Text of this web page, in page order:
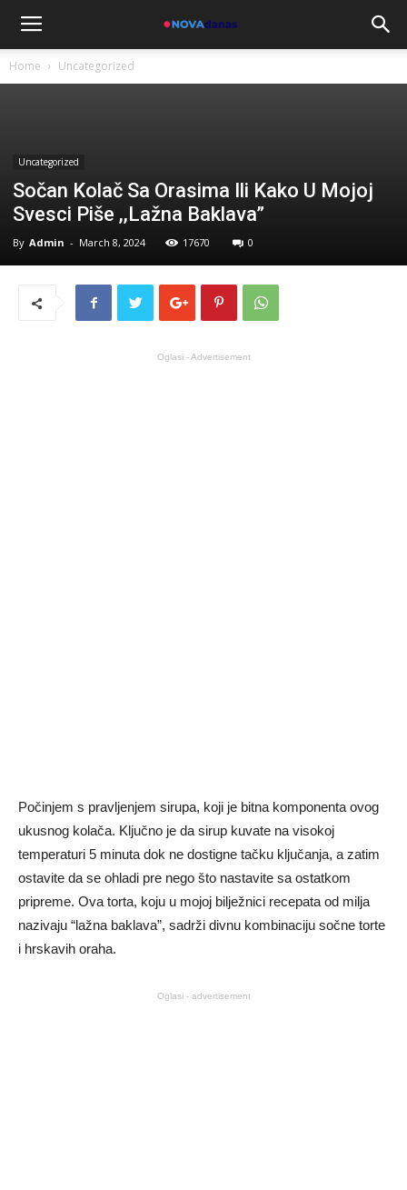
Home Uncategorized
Uncategorized
Sočan Kolač Sa Orasima Ili Kako U Mojoj
Svesci Piše ,,Lažna Baklava”
By Admin - March 8, 2024 17670 0
Oglasi - Advertisement
Počinjem s pravljenjem sirupa, koji je bitna komponenta ovog
ukusnog kolača. Ključno je da sirup kuvate na visokoj
temperaturi 5 minuta dok ne dostigne tačku ključanja, a zatim
ostavite da se ohladi pre nego što nastavite sa ostatkom
pripreme. Ova torta, koju u mojoj bilježnici recepata od milja
nazivaju “lažna baklava”, sadrži divnu kombinaciju sočne torte
i hrskavih oraha.
Oglasi - advertisement